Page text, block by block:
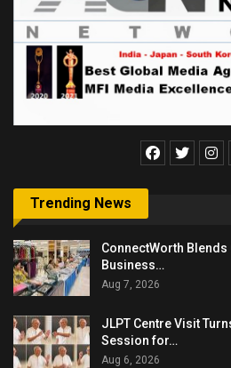
Trending News
ConnectWorth
Business…
Aug 7, 2026
JLPT Centre Visit
Session for…
Aug 6, 2026